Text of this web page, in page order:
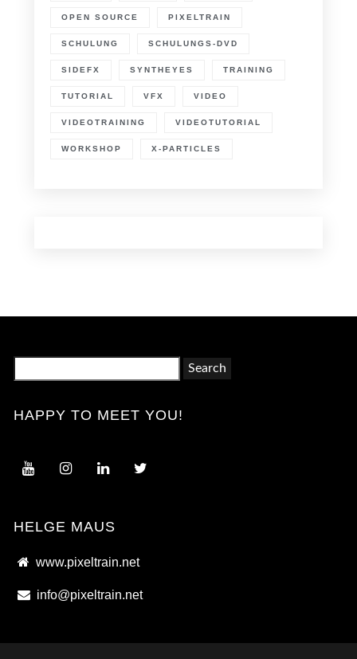
OPEN SOURCE PIXELTRAIN
SCHULUNG SCHULUNGS-DVD
SIDEFX SYNTHEYES TRAINING
TUTORIAL VFX VIDEO
VIDEOTRAINING VIDEOTUTORIAL
WORKSHOP X-PARTICLES
HAPPY TO MEET YOU!
HELGE MAUS
www.pixeltrain.net
info@pixeltrain.net